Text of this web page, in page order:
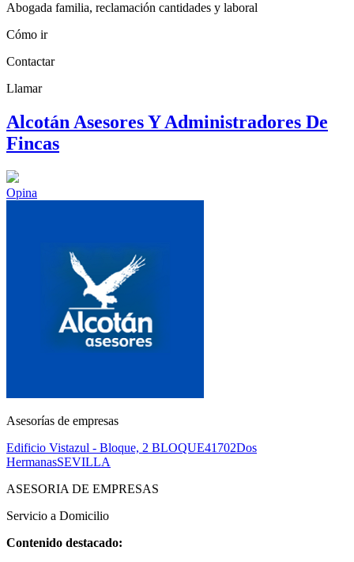
Abogada familia, reclamación cantidades y laboral
Cómo ir
Contactar
Llamar
Alcotán Asesores Y Administradores De
Fincas
Opina
Asesorías de empresas
Edificio Vistazul - Bloque, 2 BLOQUE41702Dos
HermanasSEVILLA
ASESORIA DE EMPRESAS
Servicio a Domicilio
Contenido destacado: